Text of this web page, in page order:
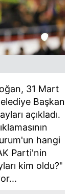
31 Mart
Başkan
açıkladı.
hangi
Parti'nin
kim oldu?"